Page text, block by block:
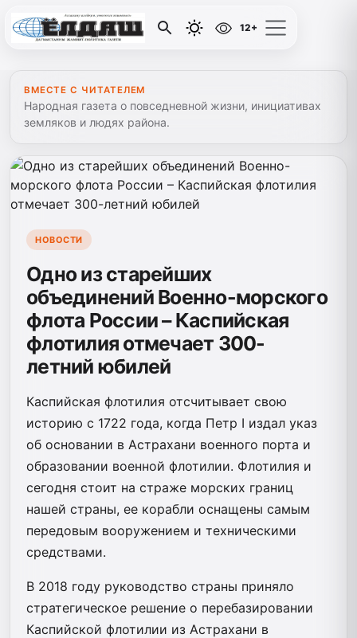
12+
ВМЕСТЕ С ЧИТАТЕЛЕМ
Народная газета о повседневной жизни, инициативах
земляков и людях района.
НОВОСТИ
Одно из старейших
объединений Военно-морского
флота России – Каспийская
флотилия отмечает 300-
летний юбилей
Каспийская флотилия отсчитывает свою
историю с 1722 года, когда Петр I издал указ
об основании в Астрахани военного порта и
образовании военной флотилии. Флотилия и
сегодня стоит на страже морских границ
нашей страны, ее корабли оснащены самым
передовым вооружением и техническими
средствами.
В 2018 году руководство страны приняло
стратегическое решение о перебазировании
Каспийской флотилии из Астрахани в